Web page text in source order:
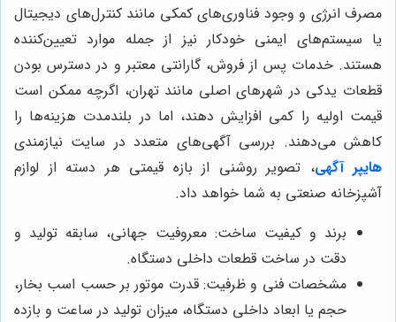
مصرف انرژی و وجود فناوری‌های کمکی مانند کنترل‌های دیجیتال
یا سیستم‌های ایمنی خودکار نیز از جمله موارد تعیین‌کننده
هستند. خدمات پس از فروش، گارانتی معتبر و در دسترس بودن
قطعات یدکی در شهرهای اصلی مانند تهران، اگرچه ممکن است
قیمت اولیه را کمی افزایش دهند، اما در بلندمدت هزینه‌ها را
کاهش می‌دهند. بررسی آگهی‌های متعدد در سایت نیازمندی
هایپر آگهی، تصویر روشنی از بازه قیمتی هر دسته از لوازم
آشپزخانه صنعتی به شما خواهد داد.
برند و کیفیت ساخت: معروفیت جهانی، سابقه تولید و
دقت در ساخت قطعات داخلی دستگاه.
مشخصات فنی و ظرفیت: قدرت موتور بر حسب اسب بخار،
حجم یا ابعاد داخلی دستگاه، میزان تولید در ساعت و بازده